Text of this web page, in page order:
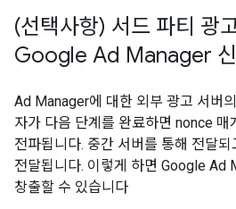
(선택사항) 서드 파티 광
Google Ad Manager
Ad Manager에 대한 외부 광고 서버
자가 다음 단계를 완료하면 nonce 매
전파됩니다. 중간 서버를 통해 전달
전달됩니다. 이렇게 하면 Google Ad
창출할 수 있습니다